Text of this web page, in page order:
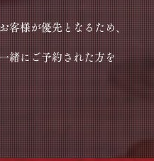
客様が優先となるため、
緒にご予約された方を